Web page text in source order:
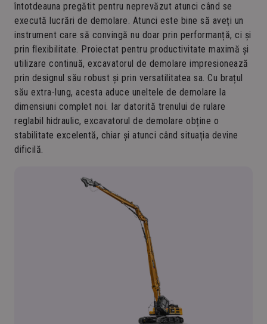
întotdeauna pregătit pentru neprevăzut atunci când se
execută lucrări de demolare. Atunci este bine să aveți un
instrument care să convingă nu doar prin performanță, ci și
prin flexibilitate. Proiectat pentru productivitate maximă și
utilizare continuă, excavatorul de demolare impresionează
prin designul său robust și prin versatilitatea sa. Cu brațul
său extra-lung, acesta aduce uneltele de demolare la
dimensiuni complet noi. Iar datorită trenului de rulare
reglabil hidraulic, excavatorul de demolare obține o
stabilitate excelentă, chiar și atunci când situația devine
dificilă.